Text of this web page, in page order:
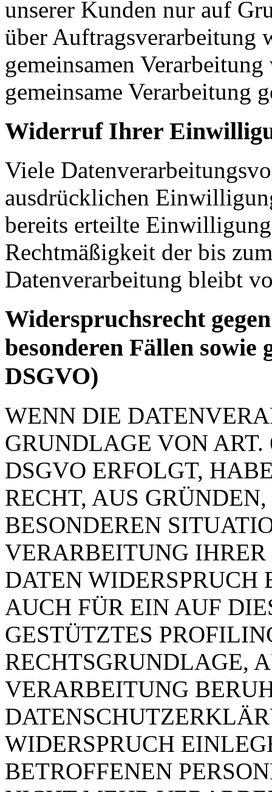
unserer Kunden nur auf
über Auftragsverarbeitung
gemeinsamen
gemeinsame Verarbeitung
Widerruf Ihrer
Viele
ausdrücklichen
bereits erteilte
Rechtmäßigkeit der bis
Datenverarbeitung bleibt
Widerspruchsrecht
besonderen Fällen
DSGVO)
WENN DIE
GRUNDLAGE VON
DSGVO ERFOLGT,
RECHT, AUS
BESONDEREN
VERARBEITUNG IHRER
DATEN WIDERSPRUCH
AUCH FÜR EIN AUF
GESTÜTZTES
RECHTSGRUNDLAGE,
VERARBEITUNG
WIDERSPRUCH
BETROFFENEN